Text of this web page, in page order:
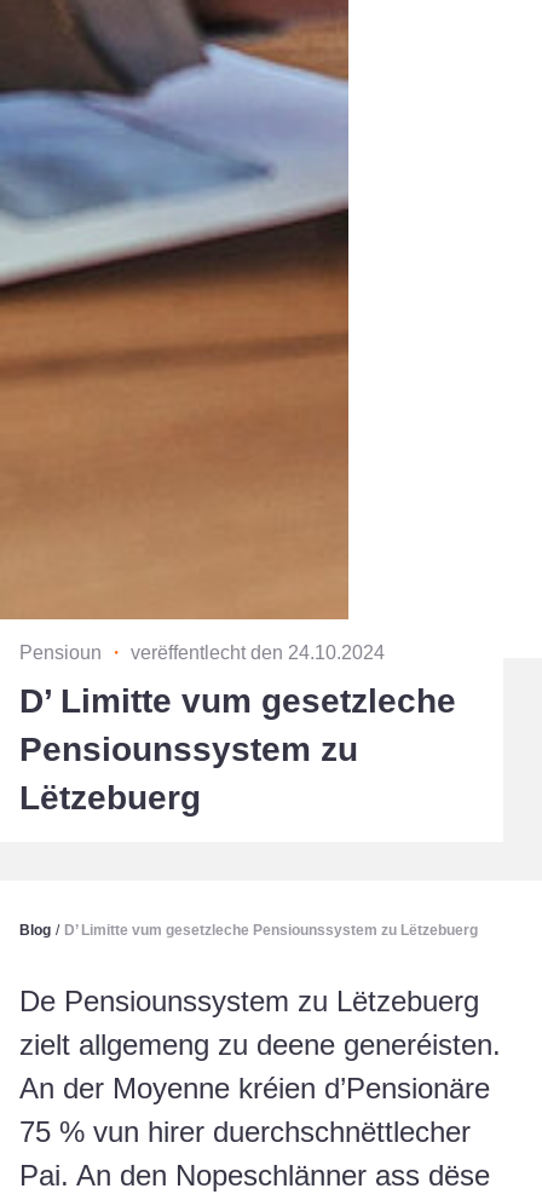
Pensioun ・ verëffentlecht den 24.10.2024
D’ Limitte vum gesetzleche
Pensiounssystem zu
Lëtzebuerg
Blog / D’ Limitte vum gesetzleche Pensiounssystem zu Lëtzebuerg
De Pensiounssystem zu Lëtzebuerg
zielt allgemeng zu deene generéisten.
An der Moyenne kréien d’Pensionäre
75 % vun hirer duerchschnëttlecher
Pai. An den Nopeschlänner ass dëse